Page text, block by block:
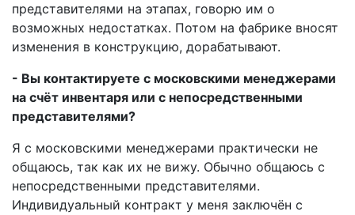
представителями на этапах, говорю им о
возможных недостатках. Потом на фабрике вносят
изменения в конструкцию, дорабатывают.
- Вы контактируете с московскими менеджерами
на счёт инвентаря или с непосредственными
представителями?
Я с московскими менеджерами практически не
общаюсь, так как их не вижу. Обычно общаюсь с
непосредственными представителями.
Индивидуальный контракт у меня заключён с